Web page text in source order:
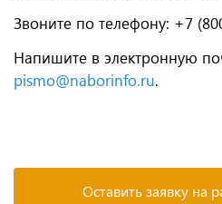
Звоните по телефону: +7
Напишите в электронную
pismo@naborinfo.ru.
Оставить заявку на